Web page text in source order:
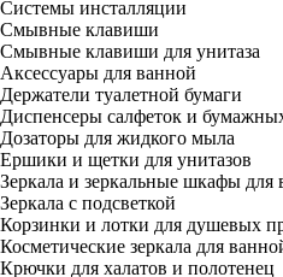
Системы инсталляции
Смывные клавиши
Смывные клавиши для унитаза
Аксессуары для ванной
Держатели туалетной бумаги
Диспенсеры салфеток и
Дозаторы для жидкого мыла
Ершики и щетки для унитазов
Зеркала и зеркальные шкафы для
Зеркала с подсветкой
Корзинки и лотки для душевых
Косметические зеркала для
Крючки для халатов и полотенец